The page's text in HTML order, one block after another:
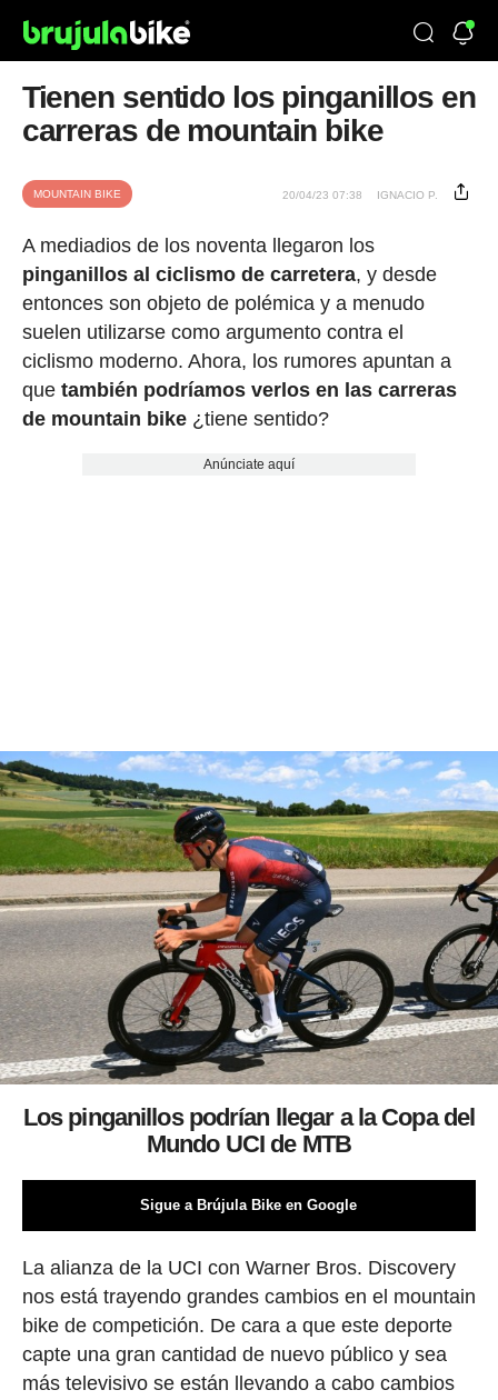
Tienen sentido los pinganillos en
carreras de mountain bike
MOUNTAIN BIKE 20/04/23 07:38 IGNACIO P.
A mediadios de los noventa llegaron los
pinganillos al ciclismo de carretera, y desde
entonces son objeto de polémica y a menudo
suelen utilizarse como argumento contra el
ciclismo moderno. Ahora, los rumores apuntan a
quetambién podríamos verlos en las carreras
de mountain bike¿tiene sentido?
Anúnciate aquí
Los pinganillos podrían llegar a la Copa del
Mundo UCI de MTB
Sigue a Brújula Bike en Google
La alianza de la UCI con Warner Bros. Discovery
nos está trayendo grandes cambios en el mountain
bike de competición. De cara a que este deporte
capte una gran cantidad de nuevo público y sea
más televisivo se están llevando a cabo cambios